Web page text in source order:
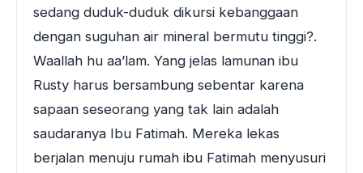
sedang duduk-duduk dikursi kebanggaan
dengan suguhan air mineral bermutu tinggi?.
Waallah hu aa’lam. Yang jelas lamunan ibu
Rusty harus bersambung sebentar karena
sapaan seseorang yang tak lain adalah
saudaranya Ibu Fatimah. Mereka lekas
berjalan menuju rumah ibu Fatimah menyusuri